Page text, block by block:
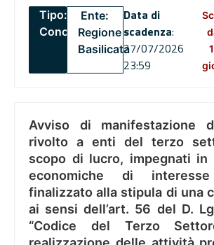
Tipo:
Concorsi
Ente:
Regione
Basilicata
Data di
scadenza:
27/07/2026
23:59
Avviso di manifestazione
rivolto a enti del terzo
scopo di lucro, impegnati in
economiche di
finalizzato alla stipula di una
ai sensi dell’art. 56 del D.
“Codice del Terzo